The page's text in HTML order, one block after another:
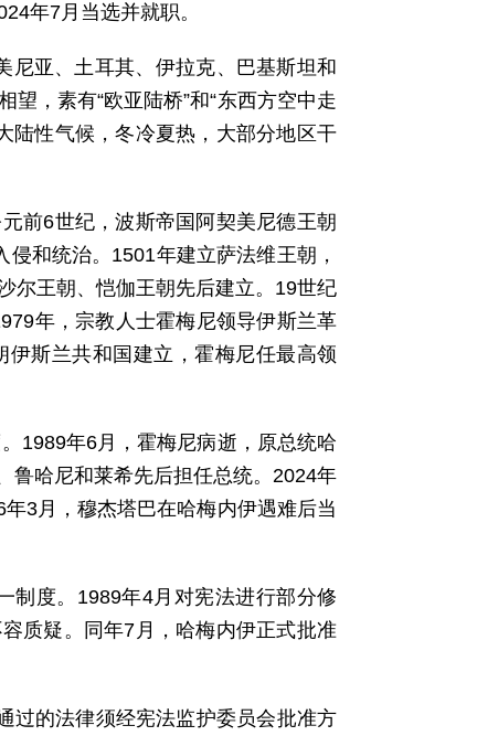
年7月当选并就职。
尼亚、土耳其、伊拉克、巴基斯坦和
，素有“欧亚陆桥”和“东西方空中走
陆性气候，冬冷夏热，大部分地区干
前6世纪，波斯帝国阿契美尼德王朝
和统治。1501年建立萨法维王朝，
尔王朝、恺伽王朝先后建立。19世纪
年，宗教人士霍梅尼领导伊斯兰革
斯兰共和国建立，霍梅尼任最高领
1989年6月，霍梅尼病逝，原总统哈
鲁哈尼和莱希先后担任总统。2024年
3月，穆杰塔巴在哈梅内伊遇难后当
制度。1989年4月对宪法进行部分修
质疑。同年7月，哈梅内伊正式批准
过的法律须经宪法监护委员会批准方